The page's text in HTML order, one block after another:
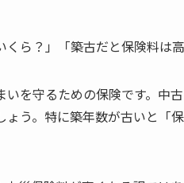
ら？」「築古だと保険料は高
を守るための保険です。中
う。特に築年数が古いと「